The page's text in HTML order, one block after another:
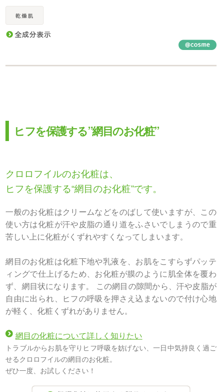
ヒフを保護する”網目のお化粧”
クロロフイルのお化粧は、
ヒフを保護する“網目のお化粧”です。
一般のお化粧はクリームなどをのばして使いますが、この
使い方は化粧が汗や皮脂の通り道をふさいでしまうので重
苦しい上に化粧がくずれやすくなってしまいます。
網目のお化粧は化粧下地や乳液を、お肌をこすらずパッテ
ィングで仕上げるため、お化粧が膜のように肌全体を覆わ
ず、網目状になります。 この網目の隙間から、汗や皮脂が
自由に出られ、ヒフの呼吸を押さえ込まないので付け心地
が軽く、化粧くずれがありません。
網目の化粧について詳しく知りたい
トラブルからお肌を守りヒフ呼吸を妨げない、一日中気持良く過ご
せるクロロフイルの網目のお化粧。
ぜひ一度、お試しください！